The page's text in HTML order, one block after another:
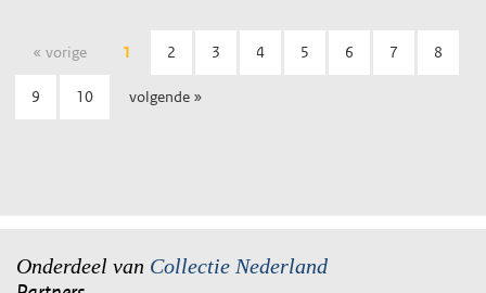
« vorige 1 2 3 4 5 6 7 8
9 10 volgende »
Onderdeel van Collectie Nederland